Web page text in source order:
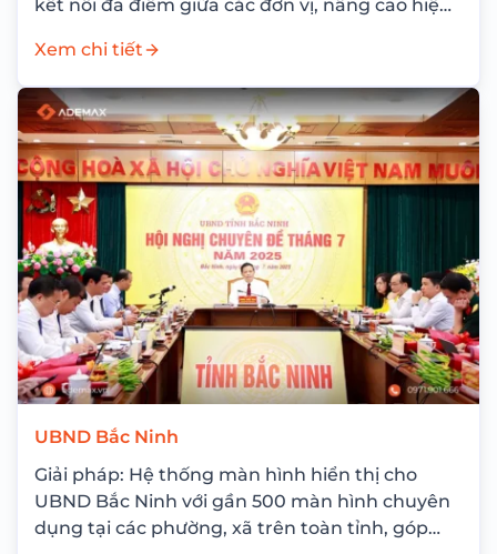
kết nối đa điểm giữa các đơn vị, nâng cao hiệu
Xem chi tiết
UBND Bắc Ninh
Giải pháp: Hệ thống màn hình hiển thị cho
UBND Bắc Ninh với gần 500 màn hình chuyên
dụng tại các phường, xã trên toàn tỉnh, góp